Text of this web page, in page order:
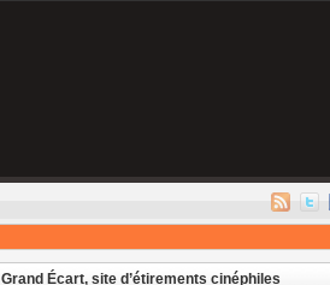
Grand Écart, site d’étirements cinéphiles